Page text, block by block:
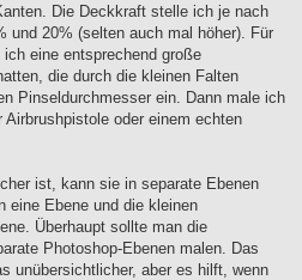
Die Deckkraft stelle ich je nach
und 20% (selten auch mal höher). Für
eine entsprechend große
die durch die kleinen Falten
Pinseldurchmesser ein. Dann male ich
oder einem echten
ist, kann sie in separate Ebenen
eine Ebene und die kleinen
Überhaupt sollte man die
Photoshop-Ebenen malen. Das
unübersichtlicher, aber es hilft, wenn